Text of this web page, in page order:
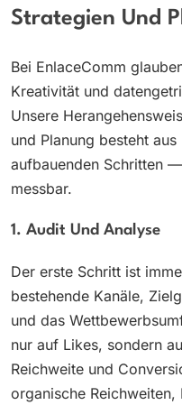
Strategien Und
Bei EnlaceComm
Kreativität und
Unsere
und Planung besteht
aufbauenden Schritten
messbar.
1. Audit Und Analyse
Der erste Schritt ist
bestehende Kanäle,
und das
nur auf Likes, sondern
Reichweite und
organische Reichweiten,